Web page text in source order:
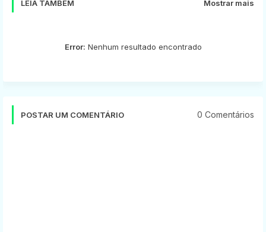
LEIA TAMBÉM Mostrar mais
Error: Nenhum resultado encontrado
POSTAR UM COMENTÁRIO 0 Comentários